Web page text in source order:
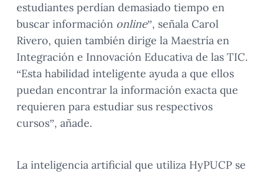
estudiantes perdían demasiado tiempo en
buscar información online”, señala Carol
Rivero, quien también dirige la Maestría en
Integración e Innovación Educativa de las TIC.
“Esta habilidad inteligente ayuda a que ellos
puedan encontrar la información exacta que
requieren para estudiar sus respectivos
cursos”, añade.
La inteligencia artificial que utiliza HyPUCP se